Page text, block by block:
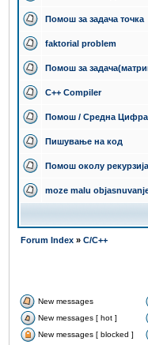
Помош за задача точка
faktorial problem
Помош за
C++ Compiler
Помош / Средна Цифра
Пишување на код
Помош околу рекурзија
moze malu
Forum Index » C/C++
New messages
New messages [ hot ]
New messages [ blocked ]